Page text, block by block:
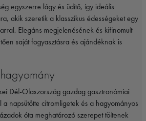
egyszerre lágy és üdítő, így ideális
akik szeretik a klasszikus édességeket egy
Elegáns megjelenésének és kifinomult
saját fogyasztásra és ajándéknak is
Dél-Olaszország gazdag gasztronómiai
napsütötte citromligetek és a hagyományos
óta meghatározó szerepet töltenek